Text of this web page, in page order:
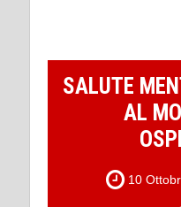
SALUTE
AL
10